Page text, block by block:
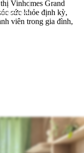
Vinhomes Grand
sức khỏe định kỳ,
viên trong gia đình,